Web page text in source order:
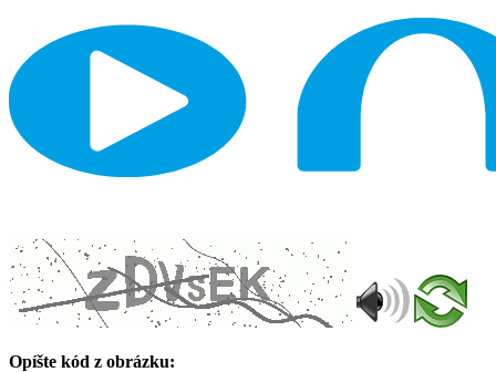
Opíšte kód z obrázku: